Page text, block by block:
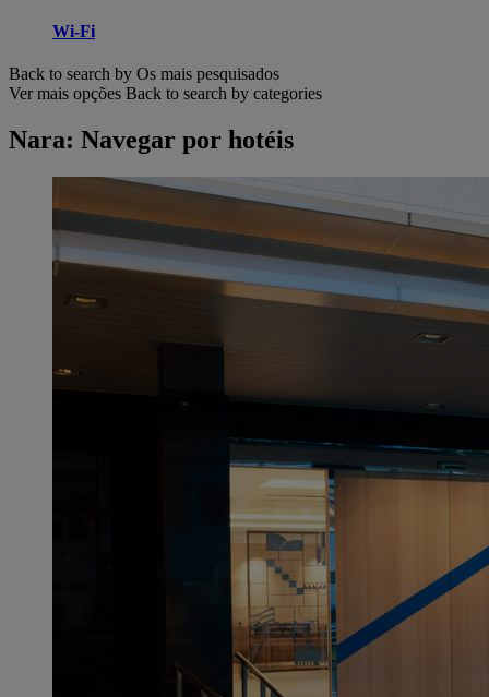
Wi-Fi
Back to search by Os mais pesquisados
Ver mais opções Back to search by categories
Nara: Navegar por hotéis